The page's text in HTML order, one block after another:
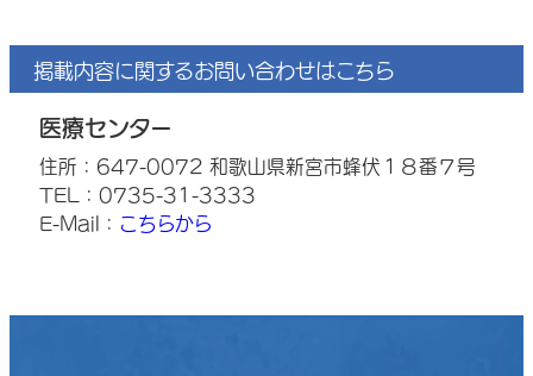
掲載内容に関するお問い合わせはこちら
医療センター
住所：647-0072 和歌山県新宮市蜂伏１８番７号
TEL：0735-31-3333
E-Mail： こちらから